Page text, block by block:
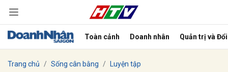
Toàn cảnh Doanh nhân Quản trị và
Trang chủ Sống cân bằng Luyện tập